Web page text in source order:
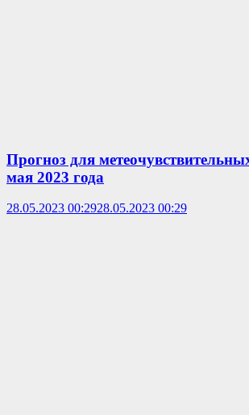
Прогноз для
мая 2023 года
28.05.2023 00:2928.05.2023 00:29